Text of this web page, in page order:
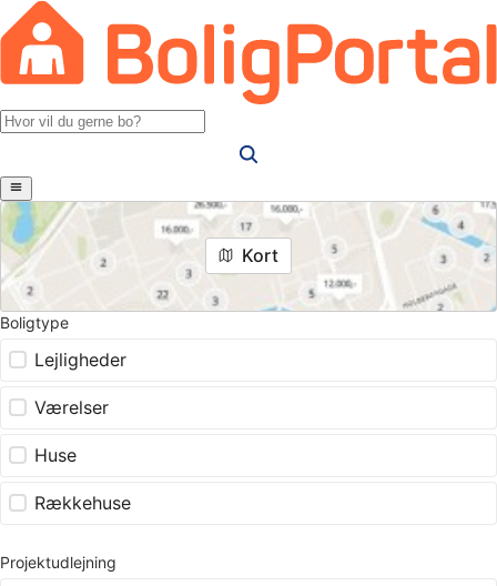
Kort
Boligtype
Lejligheder
Værelser
Huse
Rækkehuse
Projektudlejning